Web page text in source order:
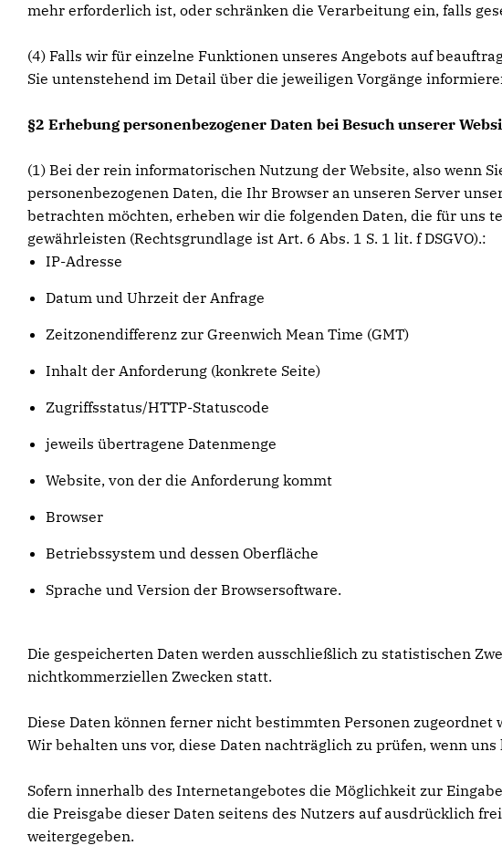
mehr erforderlich ist, oder schränken die Verarbeitung ein, falls
(4) Falls wir für einzelne Funktionen unseres Angebots auf
Sie untenstehend im Detail über die jeweiligen Vorgänge
§2 Erhebung personenbezogener Daten bei Besuch unserer
(1) Bei der rein informatorischen Nutzung der Website, also
personenbezogenen Daten, die Ihr Browser an unseren Server
betrachten möchten, erheben wir die folgenden Daten, die für uns
gewährleisten (Rechtsgrundlage ist Art. 6 Abs. 1 S. 1 lit. f DSGVO).:
IP-Adresse
Datum und Uhrzeit der Anfrage
Zeitzonendifferenz zur Greenwich Mean Time (GMT)
Inhalt der Anforderung (konkrete Seite)
Zugriffsstatus/HTTP-Statuscode
jeweils übertragene Datenmenge
Website, von der die Anforderung kommt
Browser
Betriebssystem und dessen Oberfläche
Sprache und Version der Browsersoftware.
Die gespeicherten Daten werden ausschließlich zu statistischen
nichtkommerziellen Zwecken statt.
Diese Daten können ferner nicht bestimmten Personen
Wir behalten uns vor, diese Daten nachträglich zu prüfen, wenn
Sofern innerhalb des Internetangebotes die Möglichkeit zur
die Preisgabe dieser Daten seitens des Nutzers auf ausdrücklich
weitergegeben.